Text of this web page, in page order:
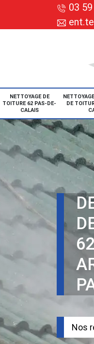
03
NETTOYAGE DE
TOITURE 62 PAS-DE-
CALAIS
DE
Nos